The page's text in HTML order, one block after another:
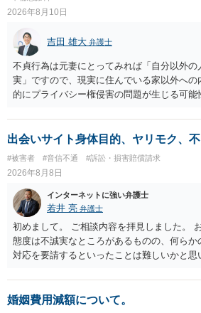
2026年8月10日
吉田 雄大 弁護士
不貞行為は元妻にとってみれば「自分以外
実」ですので、現実に住んでいる家以外へ
的にプライバシー権侵害の問題が生じる可
出会いサイト身体目的、ヤリモク、
#被害者 #音信不通 #訴訟・損害賠償請求
2026年8月8日
インターネットに強い弁護士
若井 亮 弁護士
初めまして。 ご相談内容を拝見しました。
態度は不誠実なところがあるものの、何らか
対応を要請するといったことは難しいかと
婚姻費用減額について。